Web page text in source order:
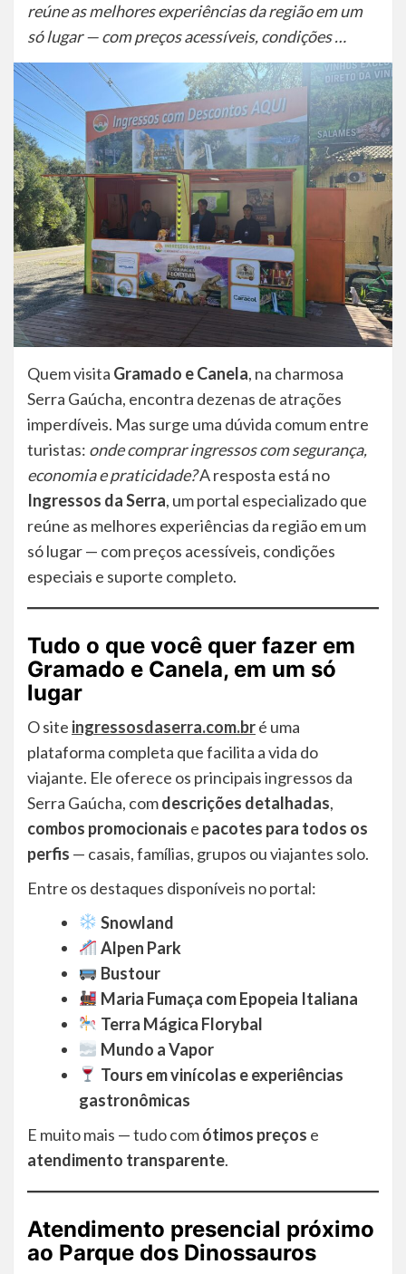
reúne as melhores experiências da região em um
só lugar — com preços acessíveis, condições …
Quem visita Gramado e Canela, na charmosa
Serra Gaúcha, encontra dezenas de atrações
imperdíveis. Mas surge uma dúvida comum entre
turistas: onde comprar ingressos com segurança,
economia e praticidade?A resposta está no
Ingressos da Serra, um portal especializado que
reúne as melhores experiências da região em um
só lugar — com preços acessíveis, condições
especiais e suporte completo.
Tudo o que você quer fazer em
Gramado e Canela, em um só
lugar
O site ingressosdaserra.com.bré uma
plataforma completa que facilita a vida do
viajante. Ele oferece os principais ingressos da
Serra Gaúcha, comdescrições detalhadas,
combos promocionais e pacotes para todos os
perfis — casais, famílias, grupos ou viajantes solo.
Entre os destaques disponíveis no portal:
Snowland
Alpen Park
Bustour
Maria Fumaça com Epopeia Italiana
Terra Mágica Florybal
Mundo a Vapor
Tours em vinícolas e experiências
gastronômicas
E muito mais — tudo comótimos preços e
atendimento transparente.
Atendimento presencial próximo
ao Parque dos Dinossauros